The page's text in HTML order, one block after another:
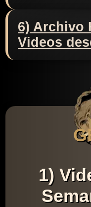
6) Archivo
Videos
1)